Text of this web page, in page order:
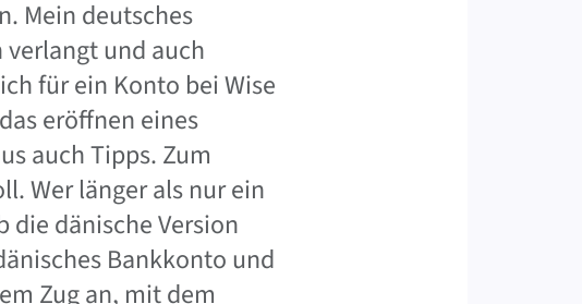
Mein deutsches
und auch
für ein Konto bei Wise
eröffnen eines
auch Tipps. Zum
Wer länger als nur ein
dänische Version
Bankkonto und
Zug an, mit dem